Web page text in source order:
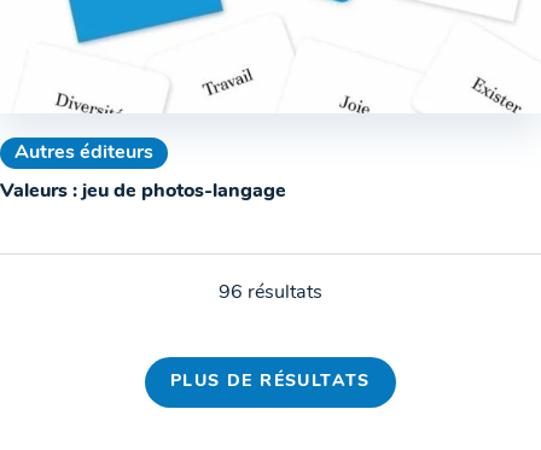
Autres éditeurs
Valeurs : jeu de photos-langage
96 résultats
PLUS DE RÉSULTATS